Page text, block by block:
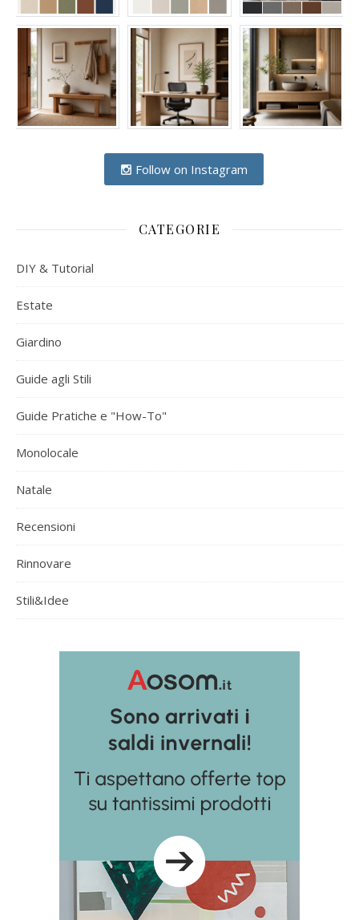
Follow on Instagram
CATEGORIE
DIY & Tutorial
Estate
Giardino
Guide agli Stili
Guide Pratiche e "How-To"
Monolocale
Natale
Recensioni
Rinnovare
Stili&Idee